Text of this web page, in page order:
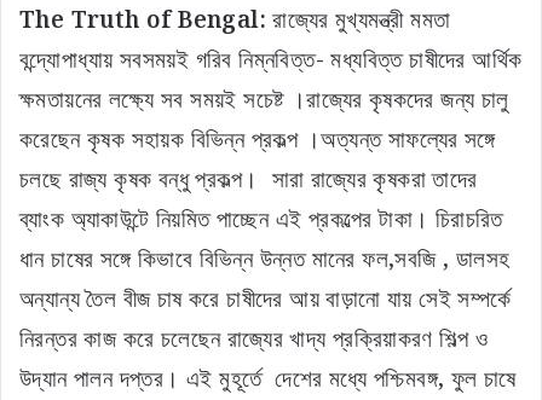
The Truth of Bengal: রাজ্যের মুখ্যমন্ত্রী মমতা
বন্দ্যোপাধ্যায় সবসময়ই গরিব নিম্নবিত্ত- মধ্যবিত্ত চাষীদের আর্থিক
ক্ষমতায়নের লক্ষ্যে সব সময়ই সচেষ্ট ।রাজ্যের কৃষকদের জন্য চালু
করেছেন কৃষক সহায়ক বিভিন্ন প্রকল্প ।অত্যন্ত সাফল্যের সঙ্গে
চলছে রাজ্য কৃষক বন্ধু প্রকল্প। সারা রাজ্যের কৃষকরা তাদের
ব্যাংক অ্যাকাউন্টে নিয়মিত পাচ্ছেন এই প্রকল্পের টাকা। চিরাচরিত
ধান চাষের সঙ্গে কিভাবে বিভিন্ন উন্নত মানের ফল,সবজি , ডালসহ
অন্যান্য তৈল বীজ চাষ করে চাষীদের আয় বাড়ানো যায় সেই সম্পর্কে
নিরন্তর কাজ করে চলেছেন রাজ্যের খাদ্য প্রক্রিয়াকরণ শিল্প ও
উদ্যান পালন দপ্তর। এই মুহূর্তে দেশের মধ্যে পশ্চিমবঙ্গ, ফুল চাষে